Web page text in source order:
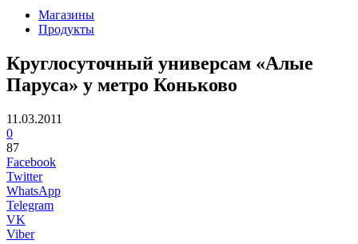
Магазины
Продукты
Круглосуточный универсам «Алые
Паруса» у метро Коньково
11.03.2011
0
87
Facebook
Twitter
WhatsApp
Telegram
VK
Viber